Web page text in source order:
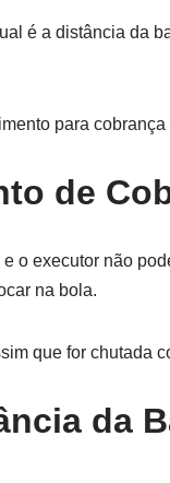
é a distância da
para
de
o executor não
na bola.
que for chutada
da